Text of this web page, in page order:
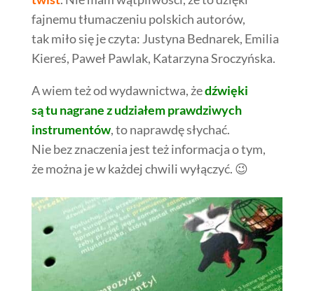
fajnemu tłumaczeniu polskich autorów,
tak miło się je czyta: Justyna Bednarek, Emilia
Kiereś, Paweł Pawlak, Katarzyna Sroczyńska.
A wiem też od wydawnictwa, żedźwięki
są tu nagrane z udziałem prawdziwych
instrumentów, to naprawdę słychać.
Nie bez znaczenia jest też informacja o tym,
że można je w każdej chwili wyłączyć. 😉